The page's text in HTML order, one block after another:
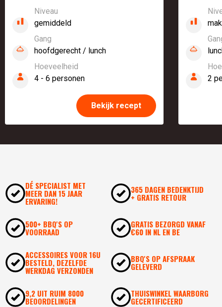
Niveau
gemiddeld
Gang
hoofdgerecht / lunch
Hoeveelheid
4 - 6 personen
Bekijk recept
2
DÉ SPECIALIST MET
MEER DAN 15 JAAR
ERVARING!
365 DAGEN BEDENKTIJD
+ GRATIS RETOUR
500+ BBQ'S OP
VOORRAAD
GRATIS BEZORGD VANAF
€60 IN NL EN BE
ACCESSOIRES VOOR 16U
BESTELD, DEZELFDE
WERKDAG VERZONDEN
BBQ'S OP AFSPRAAK
GELEVERD
9,2 UIT RUIM 8000
BEOORDELINGEN
THUISWINKEL WAARBORG
GECERTIFICEERD